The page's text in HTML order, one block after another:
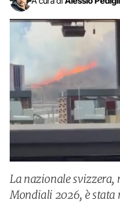
La nazionale
Mondiali 2026, è stata